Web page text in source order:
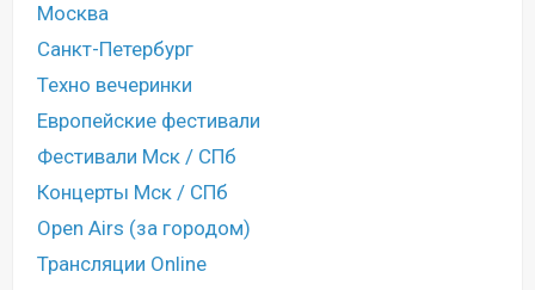
Москва
Санкт-Петербург
Техно вечеринки
Европейские фестивали
Фестивали Мск / СПб
Концерты Мск / СПб
Open Airs (за городом)
Трансляции Online